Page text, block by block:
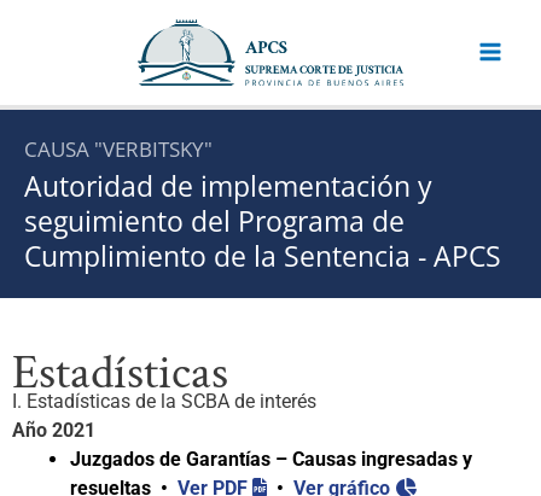
CAUSA "VERBITSKY"
Autoridad de implementación y
seguimiento del Programa de
Cumplimiento de la Sentencia - APCS
Estadísticas
I. Estadísticas de la SCBA de interés
Año 2021
Juzgados de Garantías – Causas ingresadas y
resueltas • Ver PDF • Ver gráfico